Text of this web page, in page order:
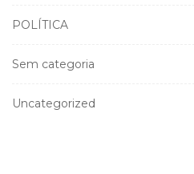
POLÍTICA
Sem categoria
Uncategorized